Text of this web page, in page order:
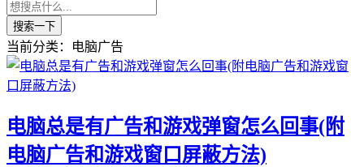
搜索一下
当前分类：电脑广告
电脑总是有广告和游戏弹窗怎么回事(附
电脑广告和游戏窗口屏蔽方法)